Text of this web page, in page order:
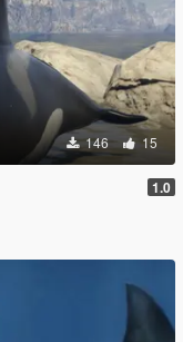
146 15
1.0